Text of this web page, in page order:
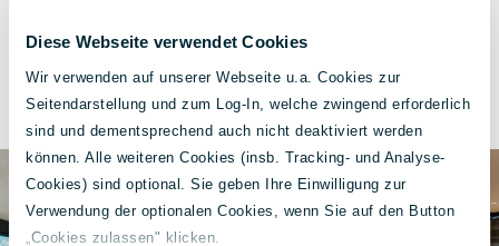
Diese Webseite verwendet Cookies
Wir verwenden auf unserer Webseite u.a. Cookies zur
Seitendarstellung und zum Log-In, welche zwingend erforderlich
sind und dementsprechend auch nicht deaktiviert werden
können. Alle weiteren Cookies (insb. Tracking- und Analyse-
Cookies) sind optional. Sie geben Ihre Einwilligung zur
Verwendung der optionalen Cookies, wenn Sie auf den Button
„Cookies zulassen" klicken.
Energieverbrauch:
CO₂-Klasse: